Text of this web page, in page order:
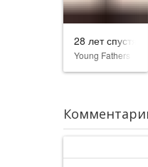
28 лет спустя
Young Fathers